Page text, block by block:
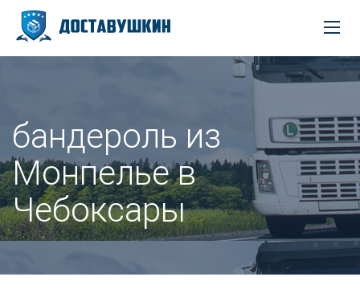
бандероль из
Монпелье в
Чебоксары